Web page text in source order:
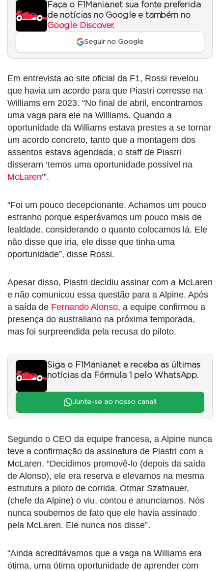
Faça o F1Mania.net sua fonte preferida
de notícias no Google e também no
Google Discover.
Seguir no Google
Em entrevista ao site oficial da F1, Rossi revelou
que havia um acordo para que Piastri corresse na
Williams em 2023. “No final de abril, encontramos
uma vaga para ele na Williams. Quando a
oportunidade da Williams estava prestes a se tornar
um acordo concreto, tanto que a montagem dos
assentos estava agendada, o staff de Piastri
disseram ‘temos uma oportunidade possível na
McLaren’”.
“Foi um pouco decepcionante. Achamos um pouco
estranho porque esperávamos um pouco mais de
lealdade, considerando o quanto colocamos lá. Ele
não disse que iria, ele disse que tinha uma
oportunidade”, disse Rossi.
Apesar disso, Piastri decidiu assinar com a McLaren
e não comunicou essa questão para a Alpine. Após
a saída de Fernando Alonso, a equipe confirmou a
presença do australiano na próxima temporada,
mas foi surpreendida pela recusa do piloto.
Siga o F1Mania.net e receba as últimas
notícias da Fórmula 1 pelo WhatsApp.
Junte-se ao nosso canal!
Segundo o CEO da equipe francesa, a Alpine nunca
teve a confirmação da assinatura de Piastri com a
McLaren. “Decidimos promovê-lo (depois da saída
de Alonso), ele era reserva e elevamos na mesma
estrutura a piloto de corrida. Otmar Szafnauer,
(chefe da Alpine) o viu, contou e anunciamos. Nós
nunca soubemos de fato que ele havia assinado
pela McLaren. Ele nunca nos disse”.
“Ainda acreditávamos que a vaga na Williams era
ótima, uma ótima oportunidade de aprender com